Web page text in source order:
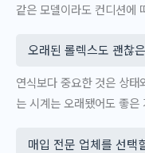
같은 모델이라도 컨디션에
오래된 롤렉스도 괜찮
연식보다 중요한 것은 상
는 시계는 오래됐어도 좋
매입 전문 업체를 선택